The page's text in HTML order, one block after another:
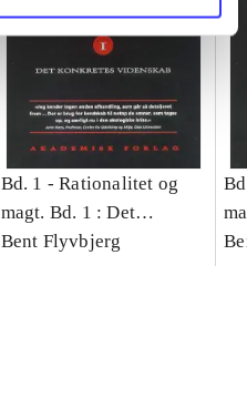
Bd. 1 -Rationalitet og
magt. Bd. 1 : Det
konkretes videnskab
Bent Flyvbjerg